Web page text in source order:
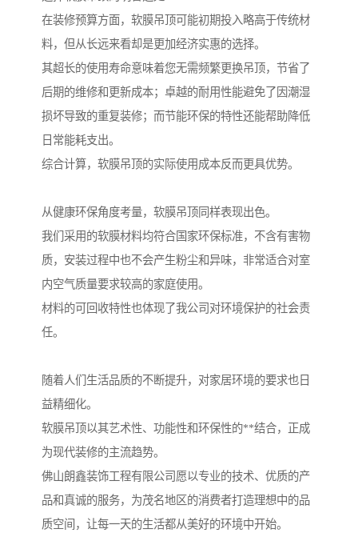
在装修预算方面，软膜吊顶可能初期投入略高于传统材
料，但从长远来看却是更加经济实惠的选择。
其超长的使用寿命意味着您无需频繁更换吊顶，节省了
后期的维修和更新成本；卓越的耐用性能避免了因潮湿
损坏导致的重复装修；而节能环保的特性还能帮助降低
日常能耗支出。
综合计算，软膜吊顶的实际使用成本反而更具优势。
从健康环保角度考量，软膜吊顶同样表现出色。
我们采用的软膜材料均符合国家环保标准，不含有害物
质，安装过程中也不会产生粉尘和异味，非常适合对室
内空气质量要求较高的家庭使用。
材料的可回收特性也体现了我公司对环境保护的社会责
任。
随着人们生活品质的不断提升，对家居环境的要求也日
益精细化。
软膜吊顶以其艺术性、功能性和环保性的**结合，正成
为现代装修的主流趋势。
佛山朗鑫装饰工程有限公司愿以专业的技术、优质的产
品和真诚的服务，为茂名地区的消费者打造理想中的品
质空间，让每一天的生活都从美好的环境中开始。